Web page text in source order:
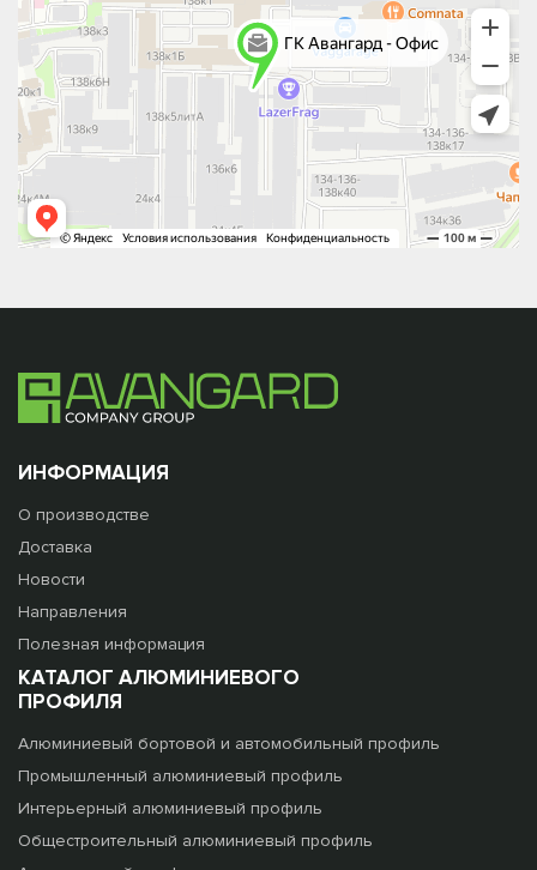
ИНФОРМАЦИЯ
О производстве
Доставка
Новости
Направления
Полезная информация
КАТАЛОГ АЛЮМИНИЕВОГО
ПРОФИЛЯ
Алюминиевый бортовой и автомобильный профиль
Промышленный алюминиевый профиль
Интерьерный алюминиевый профиль
Общестроительный алюминиевый профиль